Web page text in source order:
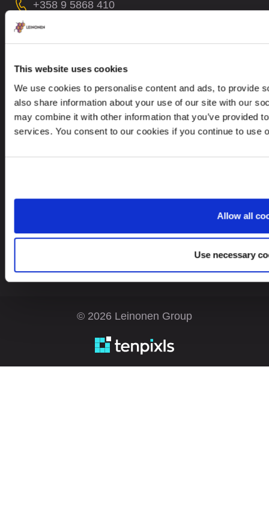
This website uses cookies
We use cookies to personalise content and ads, to provide
also share information about your use of our site with our
may combine it with other information that you’ve provided
services. You consent to our cookies if you continue to use
Allow all
Use necessary
+358 9 5868 410
contact@leinonengroup.fi
dataprotection@leinonen.eu
Leinonen Suomi Oy
Malminkaari 23 A, 00700 Finland
© 2026 Leinonen Group